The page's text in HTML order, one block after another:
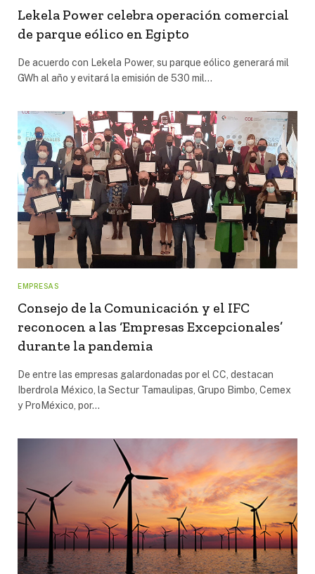
Lekela Power celebra operación comercial
de parque eólico en Egipto
De acuerdo con Lekela Power, su parque eólico generará mil
GWh al año y evitará la emisión de 530 mil…
EMPRESAS
Consejo de la Comunicación y el IFC
reconocen a las ‘Empresas Excepcionales’
durante la pandemia
De entre las empresas galardonadas por el CC, destacan
Iberdrola México, la Sectur Tamaulipas, Grupo Bimbo, Cemex
y ProMéxico, por…